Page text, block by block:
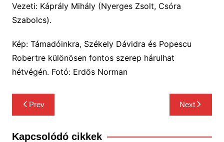
Vezeti: Káprály Mihály (Nyerges Zsolt, Csóra
Szabolcs).
Kép: Támadóinkra, Székely Dávidra és Popescu
Robertre különösen fontos szerep hárulhat
hétvégén. Fotó: Erdős Norman
Bejegyzés
navigáció
Prev Next
Kapcsolódó cikkek